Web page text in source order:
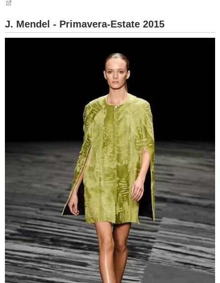
J. Mendel - Primavera-Estate 2015